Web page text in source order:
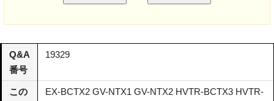
Q&A
番号
19329
この
EX-BCTX2 GV-NTX1 GV-NTX2 HVTR-BCTX3 HVTR-